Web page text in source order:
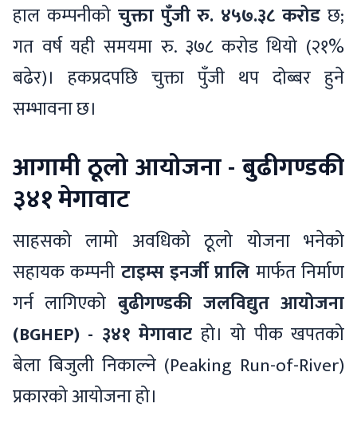
हाल कम्पनीको चुक्ता पुँजी रु. ४५७.३८ करोड छ;
गत वर्ष यही समयमा रु. ३७८ करोड थियो (२१%
बढेर)। हकप्रदपछि चुक्ता पुँजी थप दोब्बर हुने
सम्भावना छ।
आगामी ठूलो आयोजना - बुढीगण्डकी
३४१ मेगावाट
साहसको लामो अवधिको ठूलो योजना भनेको
सहायक कम्पनी टाइम्स इनर्जी प्रालि मार्फत निर्माण
गर्न लागिएको बुढीगण्डकी जलविद्युत आयोजना
(BGHEP) - ३४१ मेगावाट हो। यो पीक खपतको
बेला बिजुली निकाल्ने (Peaking Run-of-River)
प्रकारको आयोजना हो।